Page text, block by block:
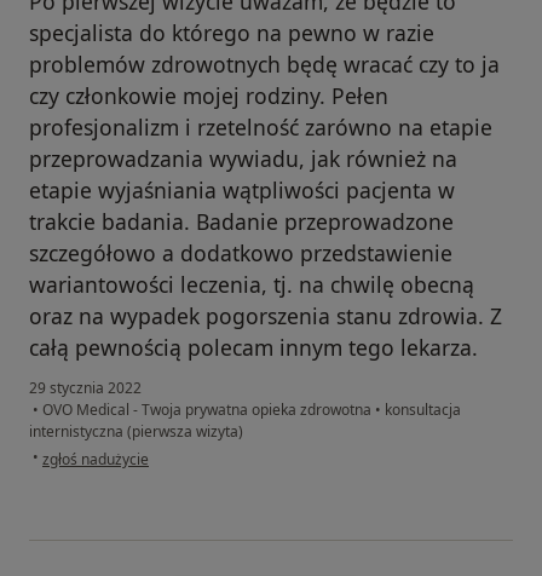
specjalista do którego na pewno w razie
problemów zdrowotnych będę wracać czy to ja
czy członkowie mojej rodziny. Pełen
profesjonalizm i rzetelność zarówno na etapie
przeprowadzania wywiadu, jak również na
etapie wyjaśniania wątpliwości pacjenta w
trakcie badania. Badanie przeprowadzone
szczegółowo a dodatkowo przedstawienie
wariantowości leczenia, tj. na chwilę obecną
oraz na wypadek pogorszenia stanu zdrowia. Z
całą pewnością polecam innym tego lekarza.
29 stycznia 2022
• OVO Medical - Twoja prywatna opieka zdrowotna • konsultacja
internistyczna (pierwsza wizyta)
• w opinii użytkownika mateusz.tunski
zgłoś nadużycie